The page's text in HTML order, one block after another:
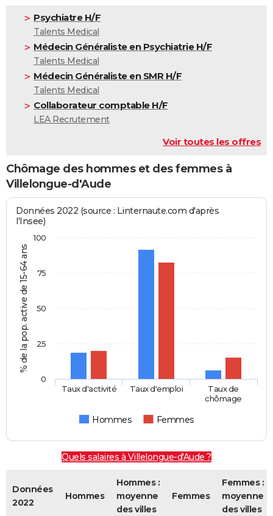
Psychiatre H/F
Talents Medical
Médecin Généraliste en Psychiatrie H/F
Talents Medical
Médecin Généraliste en SMR H/F
Talents Medical
Collaborateur comptable H/F
LEA Recrutement
Voir toutes les offres
Chômage des hommes et des femmes à
Villelongue-d'Aude
% de la pop. active de 15-64 ans
Données 2022 (source : Linternaute.com d'après
l'Insee)
Hommes Femmes
Taux d'activité Taux d'emploi
Taux de
chômage
0
25
50
75
100
Quels salaires à Villelongue-d'Aude ?
Données
2022
Hommes
Hommes :
moyenne
des villes
Femmes
Femmes :
moyenne
des villes